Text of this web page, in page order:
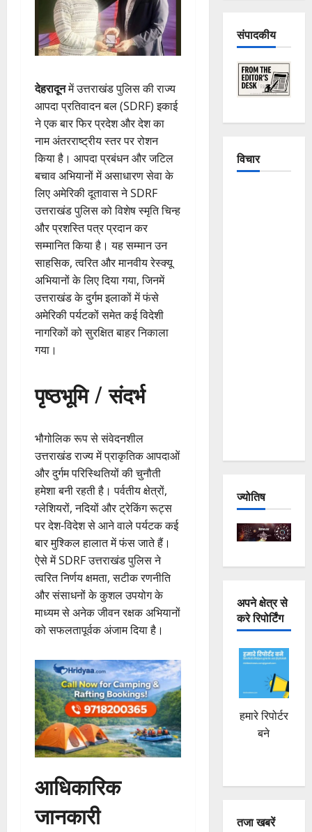
देहरादूनमें उत्तराखंड पुलिस की राज्य
आपदा प्रतिवादन बल (SDRF) इकाई
ने एक बार फिर प्रदेश और देश का
नाम अंतरराष्ट्रीय स्तर पर रोशन
किया है। आपदा प्रबंधन और जटिल
बचाव अभियानों में असाधारण सेवा के
लिए अमेरिकी दूतावास ने SDRF
उत्तराखंड पुलिस को विशेष स्मृति चिन्ह
और प्रशस्ति पत्र प्रदान कर
सम्मानित किया है। यह सम्मान उन
साहसिक, त्वरित और मानवीय रेस्क्यू
अभियानों के लिए दिया गया, जिनमें
उत्तराखंड के दुर्गम इलाकों में फंसे
अमेरिकी पर्यटकों समेत कई विदेशी
नागरिकों को सुरक्षित बाहर निकाला
गया।
पृष्ठभूमि / संदर्भ
भौगोलिक रूप से संवेदनशील
उत्तराखंड राज्य में प्राकृतिक आपदाओं
और दुर्गम परिस्थितियों की चुनौती
हमेशा बनी रहती है। पर्वतीय क्षेत्रों,
ग्लेशियरों, नदियों और ट्रेकिंग रूट्स
पर देश-विदेश से आने वाले पर्यटक कई
बार मुश्किल हालात में फंस जाते हैं।
ऐसे में SDRF उत्तराखंड पुलिस ने
त्वरित निर्णय क्षमता, सटीक रणनीति
और संसाधनों के कुशल उपयोग के
माध्यम से अनेक जीवन रक्षक अभियानों
को सफलतापूर्वक अंजाम दिया है।
आधिकारिक
जानकारी
संपादकीय
विचार
ज्योतिष
अपने क्षेत्र से
करे रिपोर्टिंग
हमारे रिपोर्टर
बने
तजा खबरें